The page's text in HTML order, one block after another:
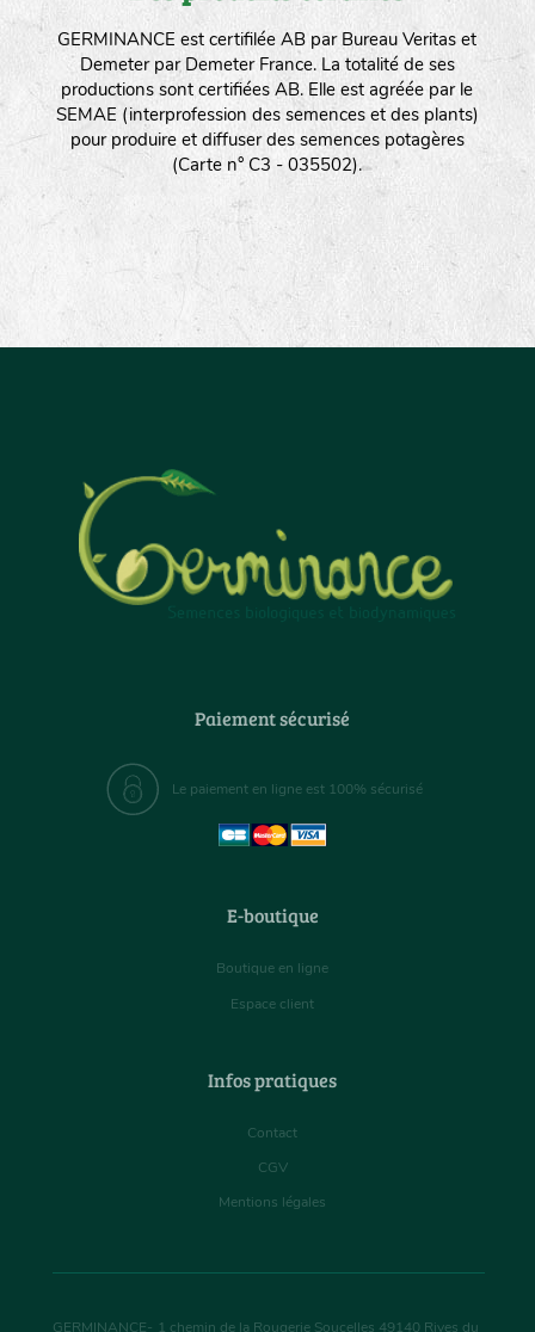
GERMINANCE est certifilée AB par Bureau Veritas et
Demeter par Demeter France. La totalité de ses
productions sont certifiées AB. Elle est agréée par le
SEMAE (interprofession des semences et des plants)
pour produire et diffuser des semences potagères
(Carte n° C3 - 035502).
Paiement sécurisé
Le paiement en ligne est 100% sécurisé
E-boutique
Boutique en ligne
Espace client
Infos pratiques
Contact
CGV
Mentions légales
GERMINANCE- 1 chemin de la Rougerie Soucelles 49140 Rives du